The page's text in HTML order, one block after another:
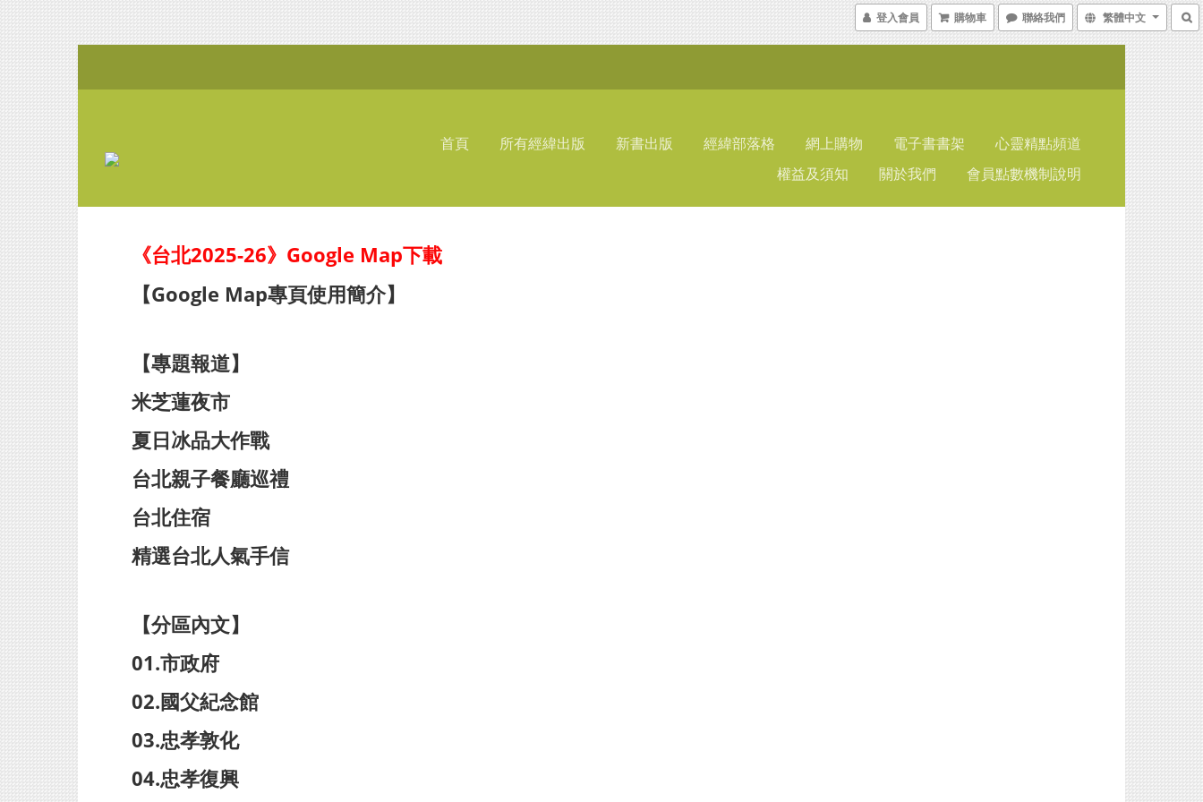
登入會員 購物車 聯絡我們 繁體中文
首頁 所有經緯出版 新書出版 經緯部落格 網上購物 電子書書架
心靈精點頻道
權益及須知
關於我們 會員點數機制說明
《台北2025-26》Google Map下載
【Google Map專頁使用簡介】
【專題報道】
米芝蓮夜市
夏日冰品大作戰
台北親子餐廳巡禮
台北住宿
精選台北人氣手信
【分區內文】
01.市政府
02.國父紀念館
03.忠孝敦化
04.忠孝復興